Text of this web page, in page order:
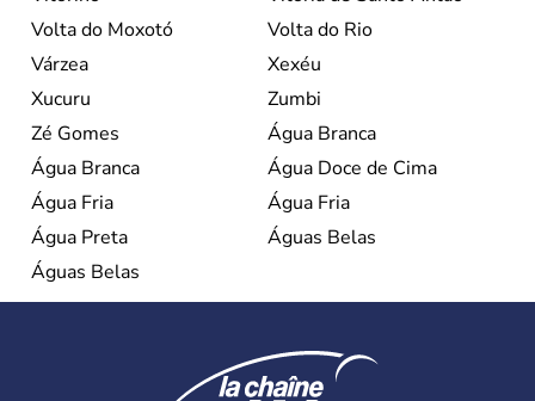
Volta do Moxotó
Volta do Rio
Várzea
Xexéu
Xucuru
Zumbi
Zé Gomes
Água Branca
Água Branca
Água Doce de Cima
Água Fria
Água Fria
Água Preta
Águas Belas
Águas Belas